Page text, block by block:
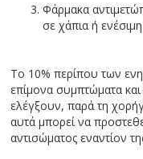
Φάρμακα
σε χάπια ή
Το 10% περίπου των
επίμονα συμπτώματα
ελέγξουν, παρά τη
αυτά μπορεί να
αντισώματος εναντίον